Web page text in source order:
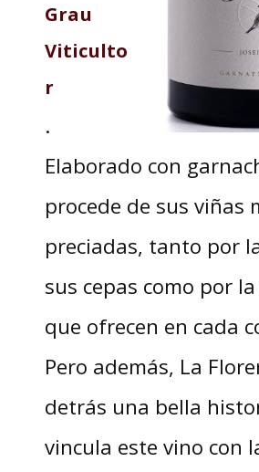
Grau
Viticulto
r
.
Elaborado con
procede de sus viñas
preciadas, tanto por
sus cepas como por
que ofrecen en cada
Pero además, La
detrás una bella
vincula este vino con